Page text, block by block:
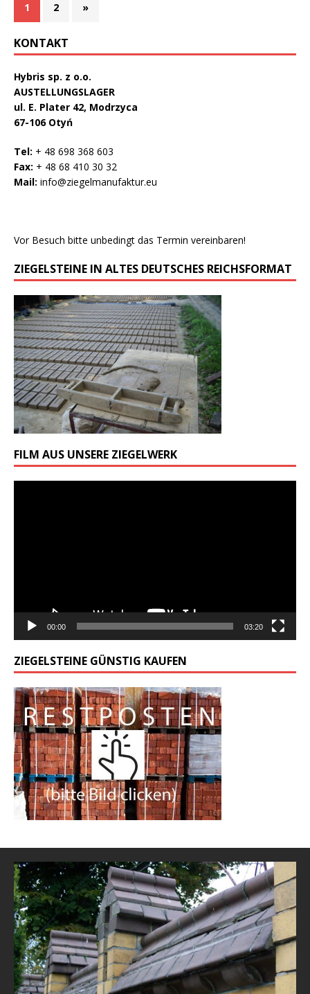
1 2 »
KONTAKT
Hybris sp. z o.o.
AUSTELLUNGSLAGER
ul. E. Plater 42, Modrzyca
67-106 Otyń
Tel: + 48 698 368 603
Fax: + 48 68 410 30 32
Mail: info@ziegelmanufaktur.eu
Vor Besuch bitte unbedingt das Termin vereinbaren!
ZIEGELSTEINE IN ALTES DEUTSCHES REICHSFORMAT
FILM AUS UNSERE ZIEGELWERK
00:00 03:20
ZIEGELSTEINE GÜNSTIG KAUFEN